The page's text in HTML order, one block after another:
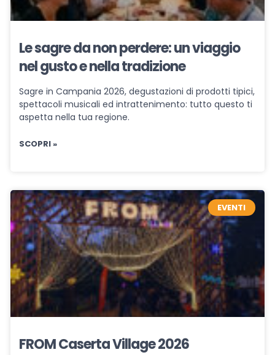
Le sagre da non perdere: un viaggio
nel gusto e nella tradizione
Sagre in Campania 2026, degustazioni di prodotti tipici,
spettacoli musicali ed intrattenimento: tutto questo ti
aspetta nella tua regione.
SCOPRI »
EVENTI
FROM Caserta Village 2026